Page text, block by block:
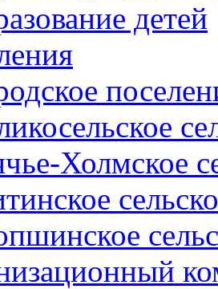
детей
Холмское